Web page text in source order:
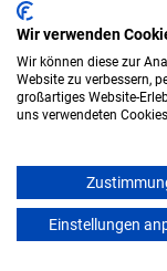
Duales
(B.Sc.) am
Software
In Kooperation
Hochschule)
Wir verwenden
Wir können diese zur
Website zu verbessern,
großartiges Website-
uns verwendeten
Einstellungen